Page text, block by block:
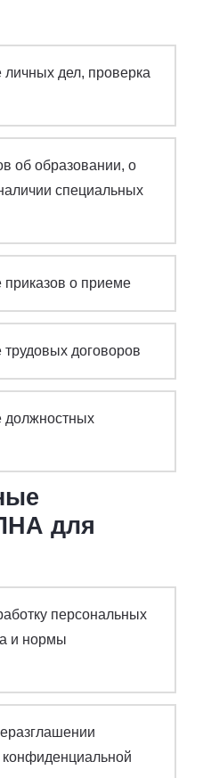
дел, проверка
об образовании, о
специальных
о приеме
договоров
должностных
для
персональных
и нормы